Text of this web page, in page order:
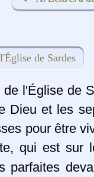
de Sardes
l'Église de
Dieu et les
pour être
qui est sur
parfaites